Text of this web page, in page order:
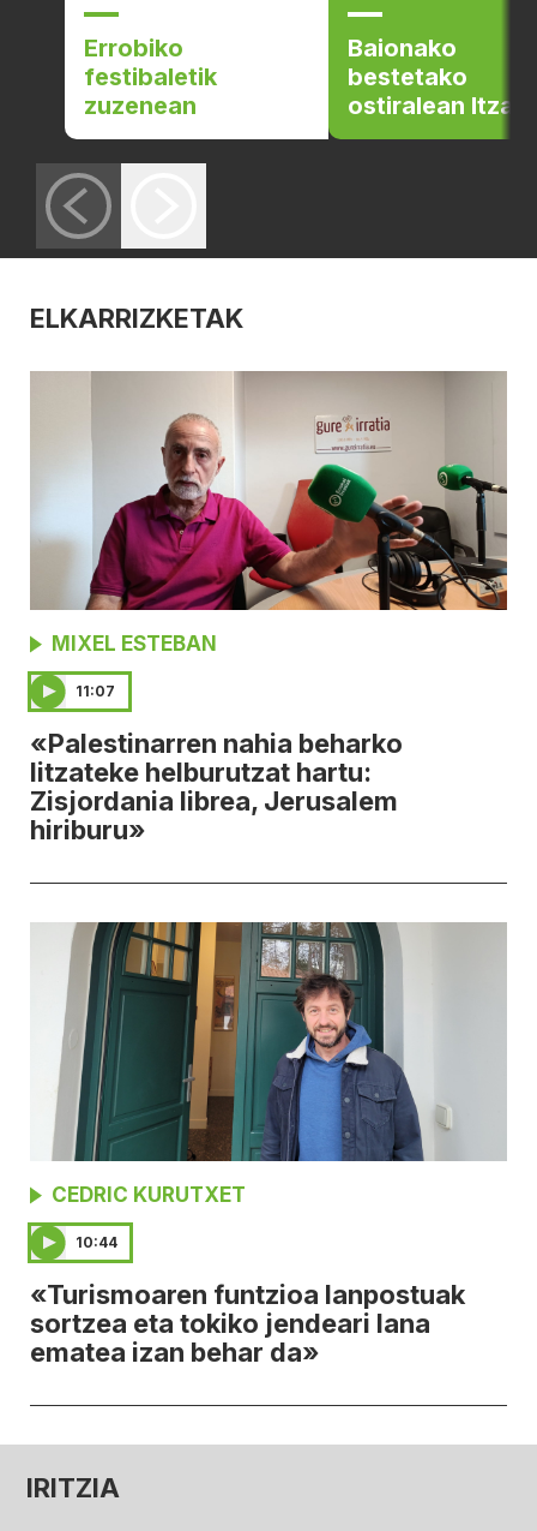
Errobiko
festibaletik
zuzenean
Baionako
bestetako
ostiralean
ELKARRIZKETAK
MIXEL ESTEBAN
11:07
«Palestinarren nahia beharko
litzateke helburutzat hartu:
Zisjordania librea, Jerusalem
hiriburu»
CEDRIC KURUTXET
10:44
«Turismoaren funtzioa lanpostuak
sortzea eta tokiko jendeari lana
ematea izan behar da»
IRITZIA